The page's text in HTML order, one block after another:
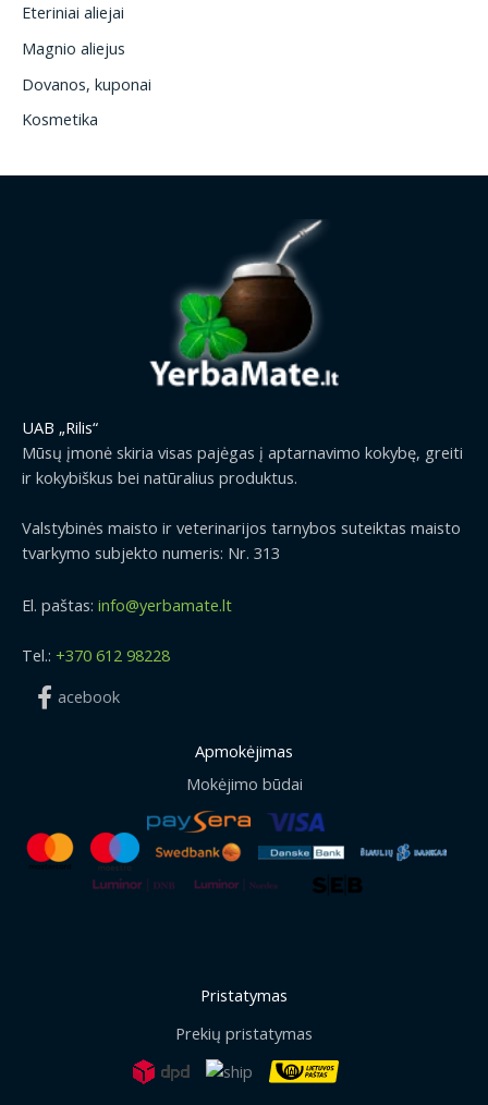
Eteriniai aliejai
Magnio aliejus
Dovanos, kuponai
Kosmetika
UAB „Rilis“
Mūsų įmonė skiria visas pajėgas į aptarnavimo kokybę, greiti
ir kokybiškus bei natūralius produktus.
Valstybinės maisto ir veterinarijos tarnybos suteiktas maisto
tvarkymo subjekto numeris: Nr. 313
El. paštas: info@yerbamate.lt
Tel.: +370 612 98228
acebook
Apmokėjimas
Mokėjimo būdai
Pristatymas
Prekių pristatymas